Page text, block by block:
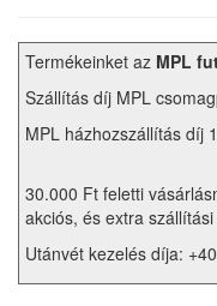
Termékeinket az MPL
Szállítás díj MPL
MPL házhozszállítás díj
30.000 Ft feletti
akciós, és extra
Utánvét kezelés díja: